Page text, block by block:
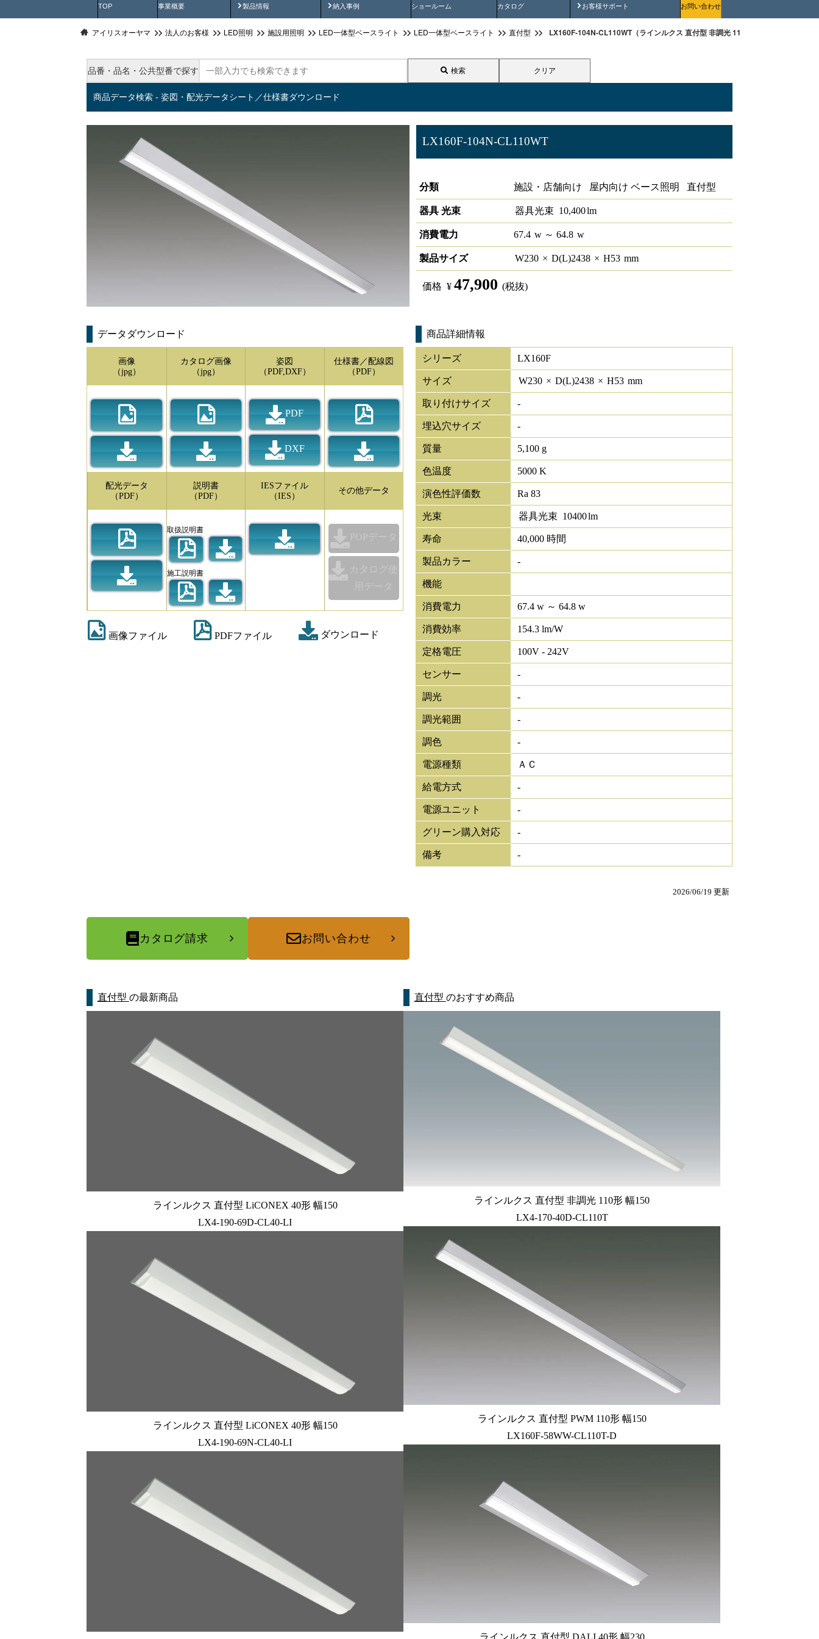
TOP 事業概要 製品情報
製品動画 納入事例
納入事例動画 ショールーム カタログ お客様サポート
安全にご使用いただくためにお問い合わせ
アイリスオーヤマ 法人のお客様 LED照明 施設用照明 LED一体型ベースライト LED一体型ベースライト 直付型 LX160F-104N-CL110WT（ラインルクス 直付型 非調光 110形 幅230 ）
品番・品名・公共型番で探す 検索 クリア
商品データ検索 - 姿図・配光データシート／仕様書ダウンロード
LX160F-104N-CL110WT
分類
施設・店舗向け 屋内向け ベース照明 直付型
器具 光束 器具光束 10,400lm
消費電力 67.4 w ～ 64.8 w
製品サイズ W230 × D(L)2438 × H53 mm
価格 ¥ 47,900 (税抜)
データダウンロード
画像
（jpg）
カタログ画像
（jpg）
姿図
（PDF,DXF）
PDF
DXF
仕様書／配線図
（PDF）
配光データ
（PDF）
説明書
（PDF）
取扱説明書
施工説明書
IESファイル
（IES）
その他データ
POPデータ
カタログ使
用データ
画像ファイル PDFファイル ダウンロード
商品詳細情報
シリーズ LX160F
サイズ W230 × D(L)2438 × H53 mm
取り付けサイズ -
埋込穴サイズ -
質量 5,100 g
色温度 5000 K
演色性評価数 Ra 83
光束 器具光束 10400lm
寿命 40,000 時間
製品カラー -
機能
消費電力 67.4 w ～ 64.8 w
消費効率 154.3 lm/W
定格電圧 100V - 242V
センサー -
調光 -
調光範囲 -
調色 -
電源種類 ＡＣ
給電方式 -
電源ユニット -
グリーン購入対応 -
備考 -
2026/06/19 更新
カタログ請求 お問い合わせ
直付型 の最新商品
ラインルクス 直付型 LiCONEX 40形 幅150
LX4-190-69D-CL40-LI
ラインルクス 直付型 LiCONEX 40形 幅150
LX4-190-69N-CL40-LI
直付型 のおすすめ商品
ラインルクス 直付型 非調光 110形 幅150
LX4-170-40D-CL110T
ラインルクス 直付型 PWM 110形 幅150
LX160F-58WW-CL110T-D
ラインルクス 直付型 DALI 40形 幅230